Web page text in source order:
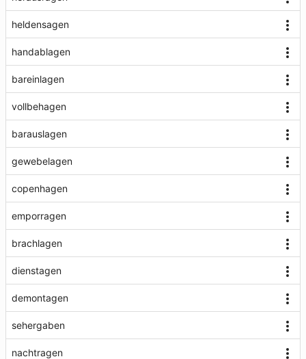
heldensagen
handablagen
bareinlagen
vollbehagen
barauslagen
gewebelagen
copenhagen
emporragen
brachlagen
dienstagen
demontagen
sehergaben
nachtragen